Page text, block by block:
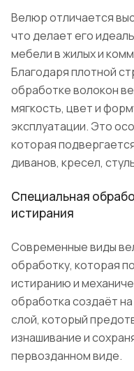
Велюр отличается
что делает его
мебели в жилых и
Благодаря плотной
обработке волокон
мягкость, цвет и
эксплуатации. Это
которая
диванов, кресел,
Специальная
истирания
Современные виды
обработку, которая
истиранию и
обработка создаёт
слой, который
изнашивание и
первозданном виде.